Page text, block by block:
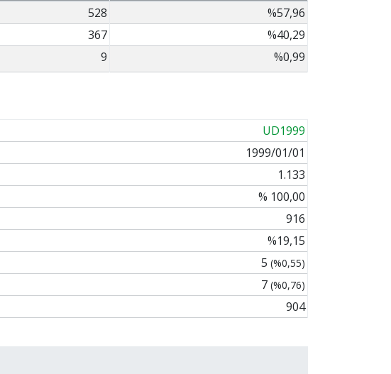
528
%57,96
367
%40,29
9 %0,99
UD1999
1999/01/01
1.133
% 100,00
916
%19,15
5 (%0,55)
7 (%0,76)
904